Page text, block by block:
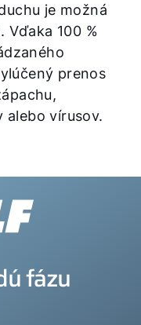
je možná
Vďaka 100 %
prenos
vírusov.
fázu